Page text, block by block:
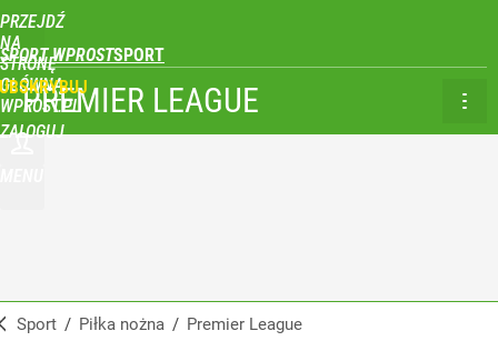
PRZEJDŹ
NA
STRONĘ
GŁÓWNĄ
WPROST.PL
SPORT WPROST
ZALOGUJ
PREMIER LEAGUE
Sport / Piłka nożna / Premier League